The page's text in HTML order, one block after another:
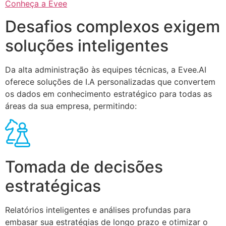
Conheça a Evee
Desafios complexos exigem
soluções inteligentes
Da alta administração às equipes técnicas, a Evee.AI
oferece soluções de I.A personalizadas que convertem
os dados em conhecimento estratégico para todas as
áreas da sua empresa, permitindo:
Tomada de decisões
estratégicas
Relatórios inteligentes e análises profundas para
embasar sua estratégias de longo prazo e otimizar o